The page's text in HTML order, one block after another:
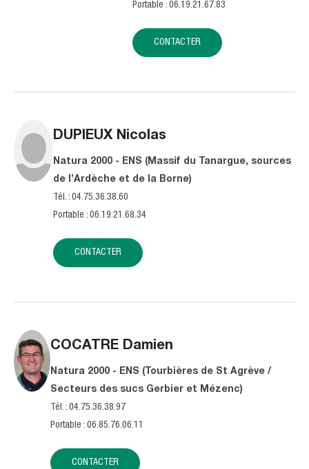
Portable : 06.19.21.67.83
CONTACTER
DUPIEUX Nicolas
Natura 2000 - ENS (Massif du Tanargue, sources
de l’Ardèche et de la Borne)
Tél. : 04.75.36.38.60
Portable : 06.19.21.68.34
CONTACTER
COCATRE Damien
Natura 2000 - ENS (Tourbières de St Agrève /
Secteurs des sucs Gerbier et Mézenc)
Tél. : 04.75.36.38.97
Portable : 06.85.76.06.11
CONTACTER